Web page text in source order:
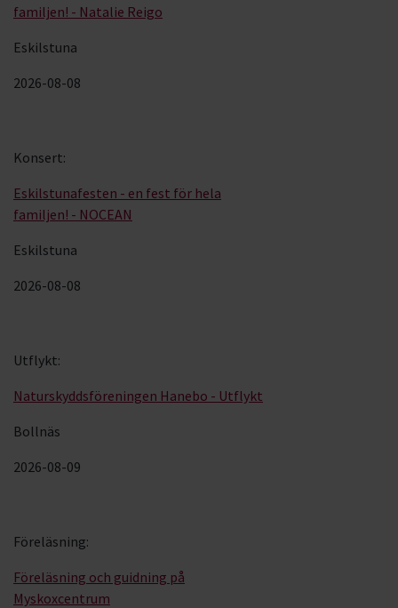
familjen! - Natalie Reigo
Eskilstuna
2026-08-08
Eskilstunafesten - en fest för hela
familjen! - NOCEAN
Eskilstuna
2026-08-08
Konsert:
Naturskyddsföreningen Hanebo - Utflykt
Bollnäs
2026-08-09
Utflykt:
Föreläsning och guidning på
Myskoxcentrum
Föreläsning: